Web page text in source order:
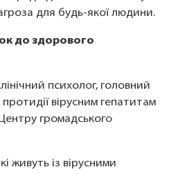
для будь-якої людини.
до здорового
психолог, головний
вірусним гепатитам
громадського
живуть із вірусними